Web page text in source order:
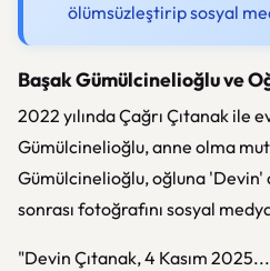
ölümsüzleştirip sosyal
Başak Gümülcinelioğlu ve
2022 yılında Çağrı Çıtanak ile
Gümülcinelioğlu, anne olma
Gümülcinelioğlu, oğluna 'Devin'
sonrası fotoğrafını sosyal
"Devin Çıtanak, 4 Kasım